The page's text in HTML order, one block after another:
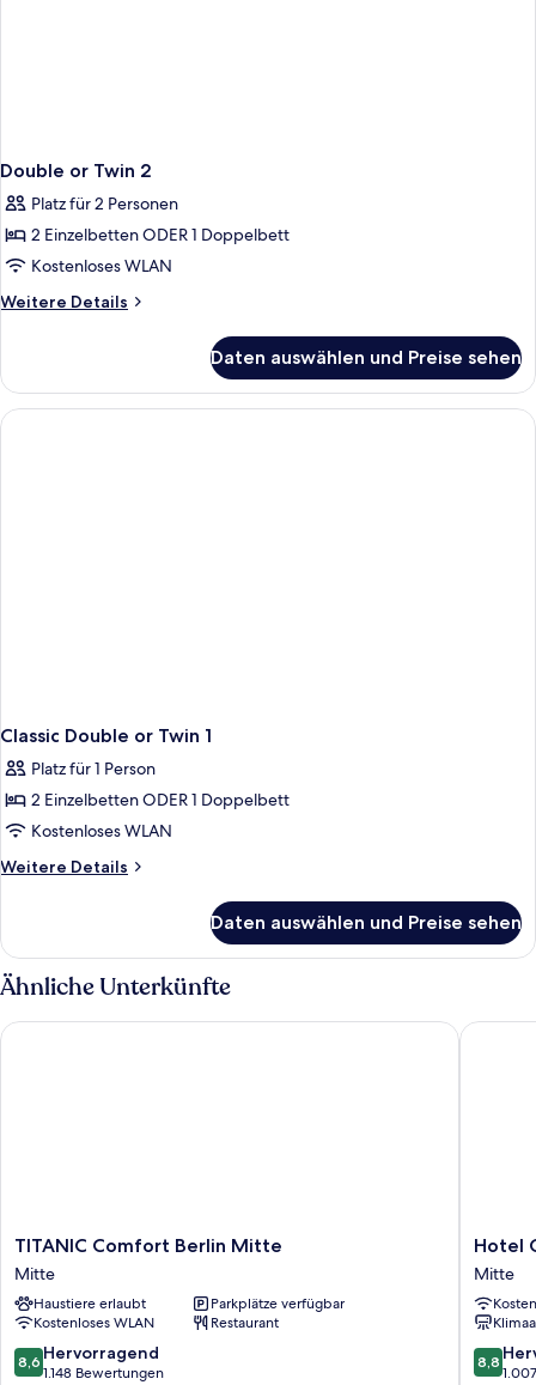
Double or Twin 2
Platz für 2 Personen
2 Einzelbetten ODER 1 Doppelbett
Kostenloses WLAN
Weitere Details
Weitere
or
Twin
2
Daten auswählen und Preise sehen
Classic Double or Twin 1
Platz für 1 Person
2 Einzelbetten ODER 1 Doppelbett
Kostenloses WLAN
Weitere Details
Weitere
Double
or
Twin
Daten auswählen und Preise sehen
Ähnliche Unterkünfte
TITANIC
Comfort
Berlin
Mitte
Mitte
TITANIC Comfort Berlin Mitte
Mitte
Haustiere erlaubt
Parkplätze verfügbar
Kostenloses WLAN
Restaurant
8.6
von
8,6 Hervorragend
1.148 Bewertungen
TITANIC Comfort Berlin Mitte
Hotel
Gat
Point
Charlie
Berlin
Mitte
Hotel
Mitte
8.8
von
8,8
Hotel